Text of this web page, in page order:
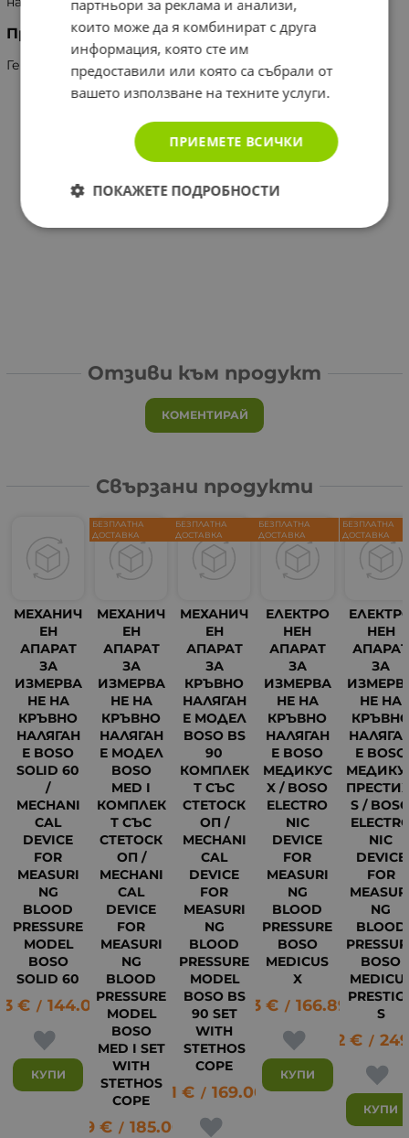
Производител
Германия, BOSO (BOSCH + SOHN GmbH & Co. KG)
Отзиви към продукт
КОМЕНТИРАЙ
Свързани продукти
МЕХАНИЧ
ЕН
АПАРАТ
ЗА
ИЗМЕРВА
НЕ НА
КРЪВНО
НАЛЯГАН
Е BOSO
SOLID 60
/
MECHANI
CAL
DEVICE
FOR
MEASURI
NG
BLOOD
PRESSURE
MODEL
BOSO
SOLID 60
€ / 144.01 лв.
КУПИ
МЕХАНИЧ
ЕН
АПАРАТ
ЗА
ИЗМЕРВА
НЕ НА
КРЪВНО
НАЛЯГАН
Е МОДЕЛ
BOSO
MED I
КОМПЛЕК
Т СЪС
СТЕТОСК
ОП /
MECHANI
CAL
DEVICE
FOR
MEASURI
NG
BLOOD
PRESSURE
MODEL
BOSO
MED I SET
WITH
STETHOS
COPE
94.59 € / 185.00 лв.
БЕЗПЛАТНА
ДОСТАВКА
МЕХАНИЧ
ЕН
АПАРАТ
ЗА
КРЪВНО
НАЛЯГАН
Е МОДЕЛ
BOSO BS
90
КОМПЛЕК
Т СЪС
СТЕТОСК
ОП /
MECHANI
CAL
DEVICE
FOR
MEASURI
NG
BLOOD
PRESSURE
MODEL
BOSO BS
90 SET
WITH
STETHOS
COPE
86.41 € / 169.00 лв.
БЕЗПЛАТНА
ДОСТАВКА
ЕЛЕКТРО
НЕН
АПАРАТ
ЗА
ИЗМЕРВА
НЕ НА
КРЪВНО
НАЛЯГАН
Е BOSO
МЕДИКУС
X / BOSO
ELECTRO
NIC
DEVICE
FOR
MEASURI
NG
BLOOD
PRESSURE
BOSO
MEDICUS
X
85.33 € / 166.89 лв.
КУПИ
БЕЗПЛАТНА
ДОСТАВКА
НЕН
АПАРАТ
ЗА
НЕ НА
Е BOSO
S /
NIC
DEVICE
FOR
NG
BLOOD
BOSO
S
127.62 € /
КУПИ
БЕЗПЛАТНА
ДОСТАВКА
партньори за реклама и анализи,
които може да я комбинират с друга
информация, която сте им
предоставили или която са събрали от
вашето използване на техните услуги.
ПРИЕМЕТЕ ВСИЧКИ
ПОКАЖЕТЕ ПОДРОБНОСТИ